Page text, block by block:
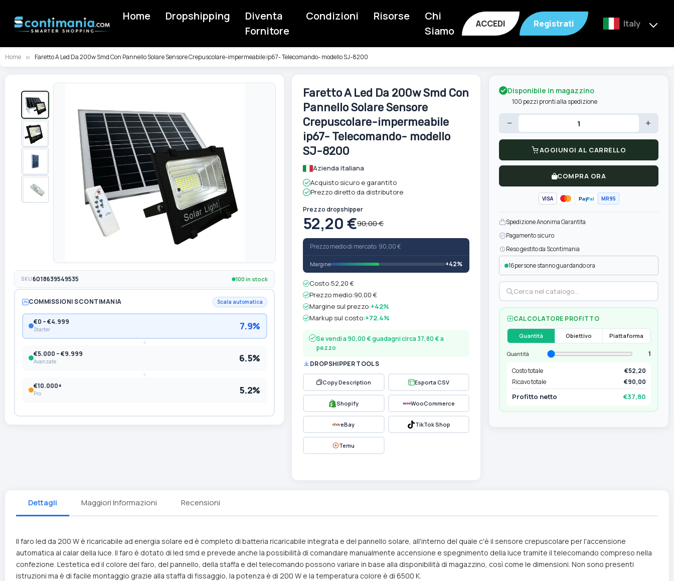
Home Dropshipping
Diventa
Fornitore
Condizioni Risorse
Chi
Siamo
ACCEDI Registrati Italy
Home Faretto A Led Da 200w Smd Con Pannello Solare Sensore Crepuscolare-impermeabile ip67- Telecomando- modello SJ-8200
della
galleria
immagini
Vai
immagini
SKU6018639549535 100 in stock
COMMISSIONI SCONTIMANIA Scala automatica
€0 – €4.999
Starter 7.9%
€5.000 – €9.999
Avanzate 6.5%
€10.000+
Pro 5.2%
Faretto A Led Da 200w Smd Con
Pannello Solare Sensore
Crepuscolare-impermeabile
ip67- Telecomando- modello
SJ-8200
Azienda italiana
Acquisto sicuro e garantito
Prezzo diretto da distributore
Prezzo dropshipper
52,20 €90,00 €
Prezzo medio di mercato: 90,00 €
Margine +42%
Costo:52,20 €
Prezzo medio:90,00 €
Margine sul prezzo:+42%
Markup sul costo:+72.4%
Se vendi a 90,00 € guadagni circa 37,80 € a
pezzo
DROPSHIPPER TOOLS
Copy Description Esporta CSV
Shopify WooCommerce
eBay TikTok Shop
Temu
Disponibile in magazzino
100 pezzi pronti alla spedizione
− +
AGGIUNGI AL CARRELLO
COMPRA ORA
VISA PayPal MR95
Spedizione Anonima Garantita
Pagamento sicuro
Reso gestito da Scontimania
16persone stanno guardando ora
CALCOLATORE PROFITTO
Quantità Obiettivo Piattaforma
Quantità
1
Costo totale
€52,20
Ricavo totale
€90,00
Profitto netto €37,80
Dettagli Maggiori Informazioni Recensioni
Il faro led da 200 W è ricaricabile ad energia solare ed è completo di batteria ricaricabile integrata e del pannello solare, all'interno del quale c'è il sensore crepuscolare per l'accensione
automatica al calar della luce. Il faro è dotato di led smd e prevede anche la possibilità di comandare manualmente accensione e spegnimento della luce tramite il telecomando compreso nella
confezione. L’estetica ed il colore del faro, del pannello, della staffa e del telecomando possono variare in base alla disponibilità di magazzino, così come le dimensioni. Non sono presenti
istruzioni ma è di facile montaggio grazie alla staffa di fissaggio, la potenza è di 200 W e la temperatura colore è di 6500 K.